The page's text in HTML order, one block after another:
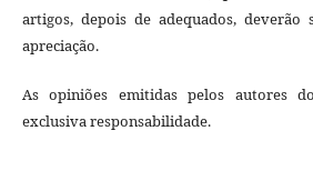
artigos, depois de adequados, deverão
apreciação.
As opiniões emitidas pelos autores
exclusiva responsabilidade.